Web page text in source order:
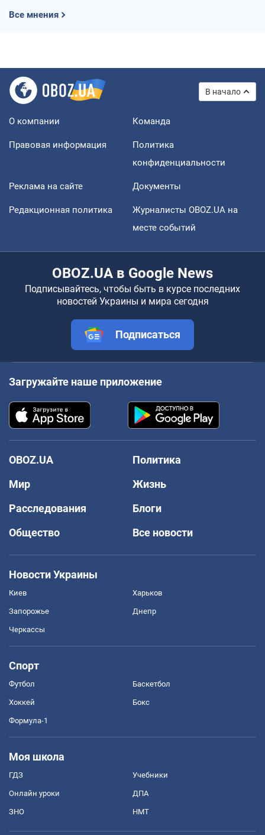
Все мнения
В начало
О компании Команда
Правовая информация
Политика
конфиденциальности
Реклама на сайте Документы
Редакционная политика
Журналисты OBOZ.UA на
месте событий
OBOZ.UA в Google News
Подписывайтесь, чтобы быть в курсе последних
новостей Украины и мира сегодня
Подписаться
Загружайте наше приложение
OBOZ.UA
Политика
Мир
Жизнь
Расследования
Блоги
Общество
Все новости
Новости Украины
Киев Харьков
Запорожье Днепр
Черкассы
Спорт
Футбол Баскетбол
Хоккей Бокс
Формула-1
Моя школа
ГДЗ Учебники
Онлайн уроки ДПА
ЗНО НМТ